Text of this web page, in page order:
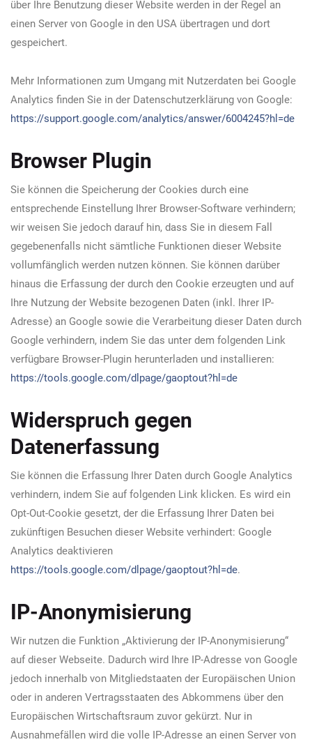
über Ihre Benutzung dieser Website werden in der Regel an
einen Server von Google in den USA übertragen und dort
gespeichert.
Mehr Informationen zum Umgang mit Nutzerdaten bei Google
Analytics finden Sie in der Datenschutzerklärung von Google:
https://support.google.com/analytics/answer/6004245?hl=de
Browser Plugin
Sie können die Speicherung der Cookies durch eine
entsprechende Einstellung Ihrer Browser-Software verhindern;
wir weisen Sie jedoch darauf hin, dass Sie in diesem Fall
gegebenenfalls nicht sämtliche Funktionen dieser Website
vollumfänglich werden nutzen können. Sie können darüber
hinaus die Erfassung der durch den Cookie erzeugten und auf
Ihre Nutzung der Website bezogenen Daten (inkl. Ihrer IP-
Adresse) an Google sowie die Verarbeitung dieser Daten durch
Google verhindern, indem Sie das unter dem folgenden Link
verfügbare Browser-Plugin herunterladen und installieren:
https://tools.google.com/dlpage/gaoptout?hl=de
Widerspruch gegen
Datenerfassung
Sie können die Erfassung Ihrer Daten durch Google Analytics
verhindern, indem Sie auf folgenden Link klicken. Es wird ein
Opt-Out-Cookie gesetzt, der die Erfassung Ihrer Daten bei
zukünftigen Besuchen dieser Website verhindert: Google
Analytics deaktivieren
https://tools.google.com/dlpage/gaoptout?hl=de.
IP-Anonymisierung
Wir nutzen die Funktion „Aktivierung der IP-Anonymisierung“
auf dieser Webseite. Dadurch wird Ihre IP-Adresse von Google
jedoch innerhalb von Mitgliedstaaten der Europäischen Union
oder in anderen Vertragsstaaten des Abkommens über den
Europäischen Wirtschaftsraum zuvor gekürzt. Nur in
Ausnahmefällen wird die volle IP-Adresse an einen Server von